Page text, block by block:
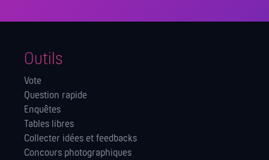
Outils
Vote
Question rapide
Enquêtes
Tables libres
Collecter idées et feedbacks
Concours photographiques